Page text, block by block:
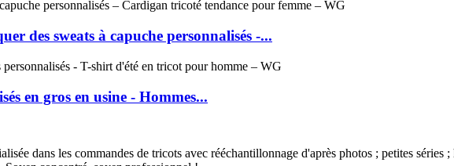
des sweats à capuche personnalisés -...
en gros en usine - Hommes...
dans les commandes de tricots avec rééchantillonnage d'après photos ; petites